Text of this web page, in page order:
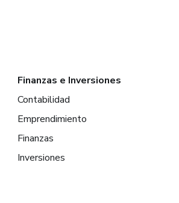
Finanzas e Inversiones
Contabilidad
Emprendimiento
Finanzas
Inversiones